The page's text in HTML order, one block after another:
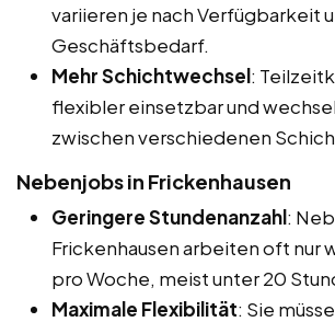
variieren je nach Verfügbarkeit
Geschäftsbedarf.
Mehr Schichtwechsel:
flexibler einsetzbar und
zwischen verschiedenen
Nebenjobs in Frickenhausen
Geringere Stundenanzahl:
Frickenhausen arbeiten oft nur
pro Woche, meist unter 20
Maximale Flexibilität: Sie